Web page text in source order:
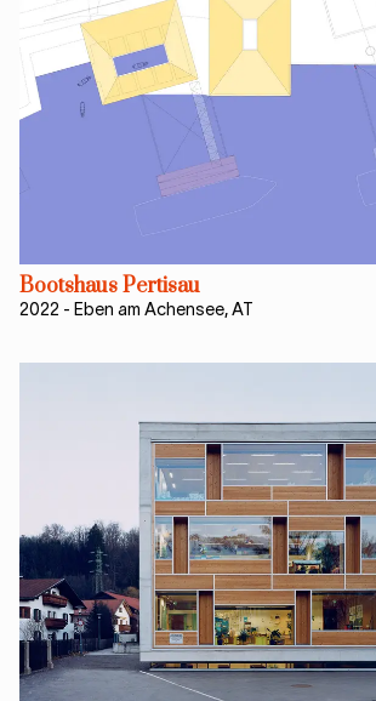
Bootshaus Pertisau
2022 - Eben am Achensee, AT